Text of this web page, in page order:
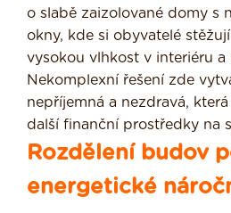
o slabě zaizolované domy s
okny, kde si obyvatelé
vysokou vlhkost v in­teriéru a
Nekomplexní řešení zde
nepříjemná a nezdravá,
další finanční pro­středky na
Rozdělení budov
energetické